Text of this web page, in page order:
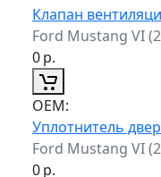
Клапан
Ford Mustang VI
0р.
ОЕМ:
Уплотнитель
Ford Mustang VI
0р.